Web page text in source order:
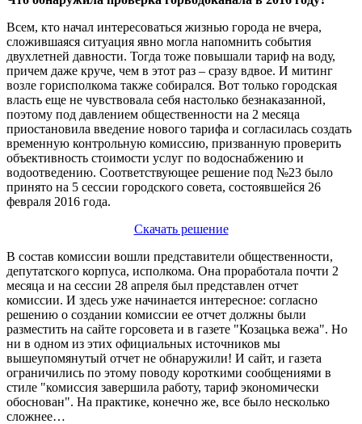
Всем, кто начал интересоваться жизнью города не вчера,
сложившаяся ситуация явно могла напомнить события
двухлетней давности. Тогда тоже повышали тариф на воду,
причем даже круче, чем в этот раз – сразу вдвое. И митинг
возле горисполкома также собирался. Вот только городская
власть еще не чувствовала себя настолько безнаказанной,
поэтому под давлением общественности на 2 месяца
приостановила введение нового тарифа и согласилась создать
временную контрольную комиссию, призванную проверить
объективность стоимости услуг по водоснабжению и
водоотведению. Соответствующее решение под №23 было
принято на 5 сессии городского совета, состоявшейся 26
февраля 2016 года.
Скачать решение
В состав комиссии вошли представители общественности,
депутатского корпуса, исполкома. Она проработала почти 2
месяца и на сессии 28 апреля был представлен отчет
комиссии. И здесь уже начинается интересное: согласно
решению о создании комиссии ее отчет должны были
разместить на сайте горсовета и в газете "Козацька вежа". Но
ни в одном из этих официальных источников мы
вышеупомянутый отчет не обнаружили! И сайт, и газета
ограничились по этому поводу короткими сообщениями в
стиле "комиссия завершила работу, тариф экономически
обоснован". На практике, конечно же, все было несколько
сложнее…